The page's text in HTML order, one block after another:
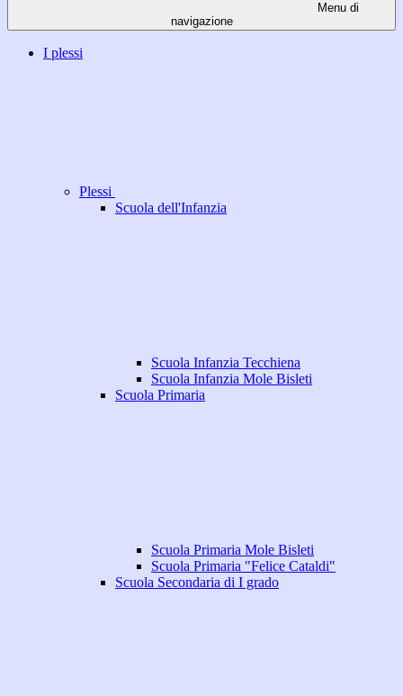
Menu di
navigazione
I plessi
Plessi
Scuola dell'Infanzia
Scuola Infanzia Tecchiena
Scuola Infanzia Mole Bisleti
Scuola Primaria
Scuola Primaria Mole Bisleti
Scuola Primaria "Felice Cataldi"
Scuola Secondaria di I grado